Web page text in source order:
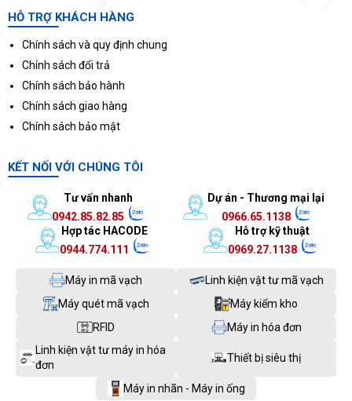
HỖ TRỢ KHÁCH HÀNG
Chính sách và quy định chung
Chính sách đổi trả
Chính sách bảo hành
Chính sách giao hàng
Chính sách bảo mật
KẾT NỐI VỚI CHÚNG TÔI
Tư vấn nhanh
0942.85.82.85
Dự án - Thương mại lại
0966.65.1138
Hợp tác HACODE
0944.774.111
Hỗ trợ kỹ thuật
0969.27.1138
Máy in mã vạch
Linh kiện vật tư mã vạch
Máy quét mã vạch
Máy kiểm kho
RFID
Máy in hóa đơn
Linh kiện vật tư máy in hóa
đơn
Thiết bị siêu thị
Máy in nhãn - Máy in ống